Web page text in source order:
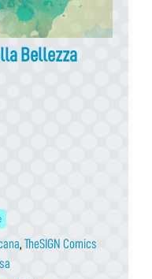
Bellezza
, TheSIGN Comics